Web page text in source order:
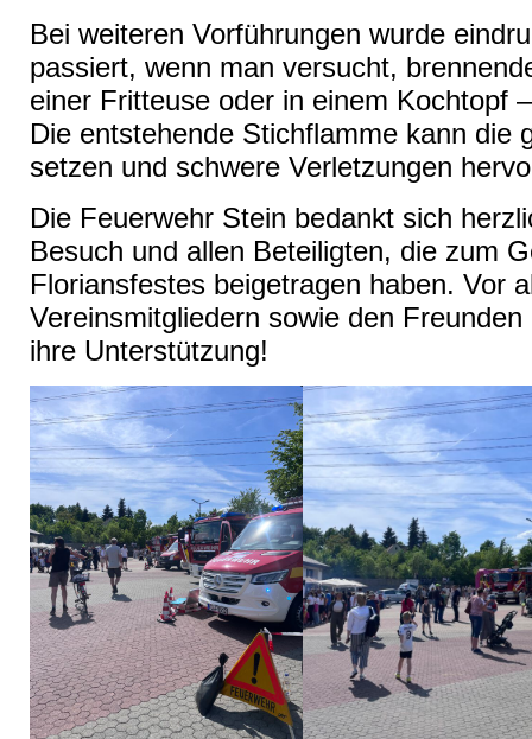
Bei weiteren Vorführungen wurde
passiert, wenn man versucht,
einer Fritteuse oder in einem Kochtopf
Die entstehende Stichflamme kann die
setzen und schwere Verletzungen
Die Feuerwehr Stein bedankt sich
Besuch und allen Beteiligten, die zum
Floriansfestes beigetragen haben. Vor
Vereinsmitgliedern sowie den
ihre Unterstützung!